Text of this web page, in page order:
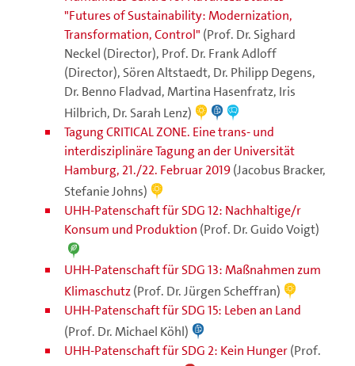
"Futures of Sustainability: Modernization,
Transformation, Control" (Prof. Dr. Sighard
Neckel (Director), Prof. Dr. Frank Adloff
(Director), Sören Altstaedt, Dr. Philipp Degens,
Dr. Benno Fladvad, Martina Hasenfratz, Iris
Hilbrich, Dr. Sarah Lenz)
Tagung CRITICAL ZONE. Eine trans- und
interdisziplinäre Tagung an der Universität
Hamburg, 21./22. Februar 2019(Jacobus Bracker,
Stefanie Johns)
UHH-Patenschaft für SDG 12: Nachhaltige/r
Konsum und Produktion (Prof. Dr. Guido Voigt)
UHH-Patenschaft für SDG 13: Maßnahmen zum
Klimaschutz(Prof. Dr. Jürgen Scheffran)
UHH-Patenschaft für SDG 15: Leben an Land
(Prof. Dr. Michael Köhl)
UHH-Patenschaft für SDG 2: Kein Hunger(Prof.